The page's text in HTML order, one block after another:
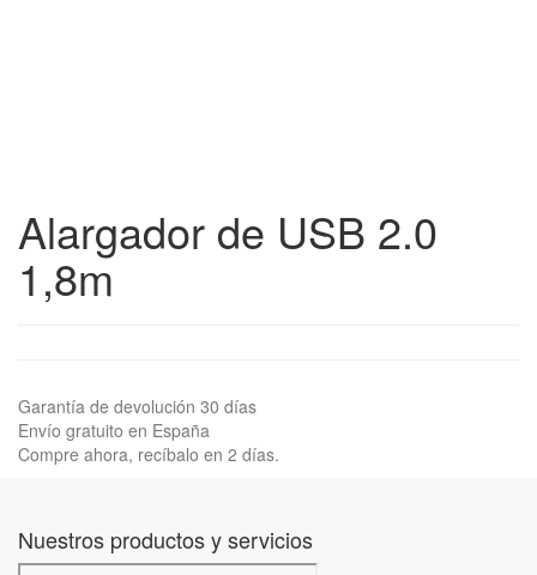
Alargador de USB 2.0
1,8m
Garantía de devolución 30 días
Envío gratuito en España
Compre ahora, recíbalo en 2 días.
Nuestros productos y servicios